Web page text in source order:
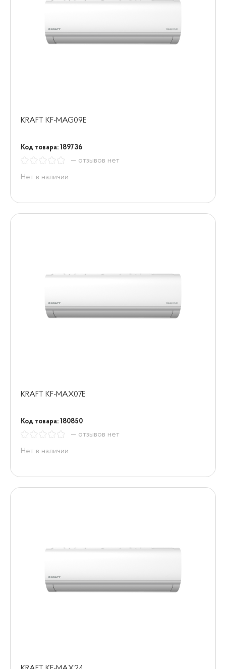
KRAFT KF-MAG09E
Код товара: 189736
— отзывов нет
Нет в наличии
KRAFT KF-MAX07E
Код товара: 180850
— отзывов нет
Нет в наличии